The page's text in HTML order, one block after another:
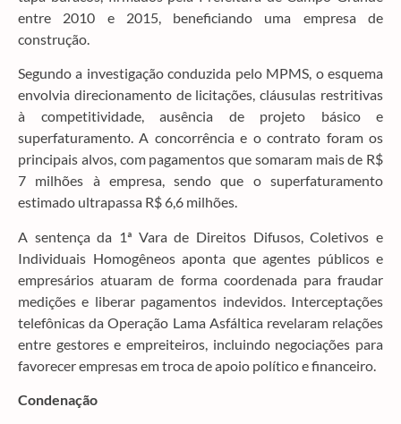
entre 2010 e 2015, beneficiando uma empresa de
construção.
Segundo a investigação conduzida pelo MPMS, o esquema
envolvia direcionamento de licitações, cláusulas restritivas
à competitividade, ausência de projeto básico e
superfaturamento. A concorrência e o contrato foram os
principais alvos, com pagamentos que somaram mais de R$
7 milhões à empresa, sendo que o superfaturamento
estimado ultrapassa R$ 6,6 milhões.
A sentença da 1ª Vara de Direitos Difusos, Coletivos e
Individuais Homogêneos aponta que agentes públicos e
empresários atuaram de forma coordenada para fraudar
medições e liberar pagamentos indevidos. Interceptações
telefônicas da Operação Lama Asfáltica revelaram relações
entre gestores e empreiteiros, incluindo negociações para
favorecer empresas em troca de apoio político e financeiro.
Condenação